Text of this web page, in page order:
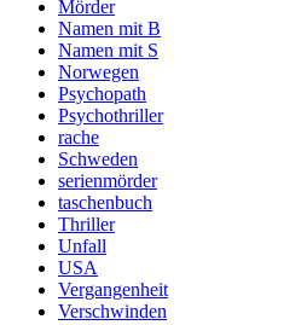
Mörder
Namen mit B
Namen mit S
Norwegen
Psychopath
Psychothriller
rache
Schweden
serienmörder
taschenbuch
Thriller
Unfall
USA
Vergangenheit
Verschwinden